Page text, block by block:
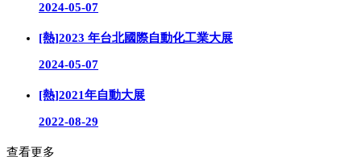
2024-05-07
[熱]2023 年台北國際自動化工業大展
2024-05-07
[熱]2021年自動大展
2022-08-29
查看更多